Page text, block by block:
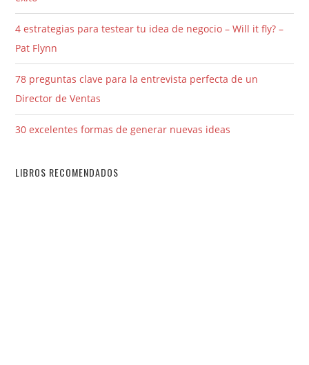
4 estrategias para testear tu idea de negocio – Will it fly? –
Pat Flynn
78 preguntas clave para la entrevista perfecta de un
Director de Ventas
30 excelentes formas de generar nuevas ideas
LIBROS RECOMENDADOS